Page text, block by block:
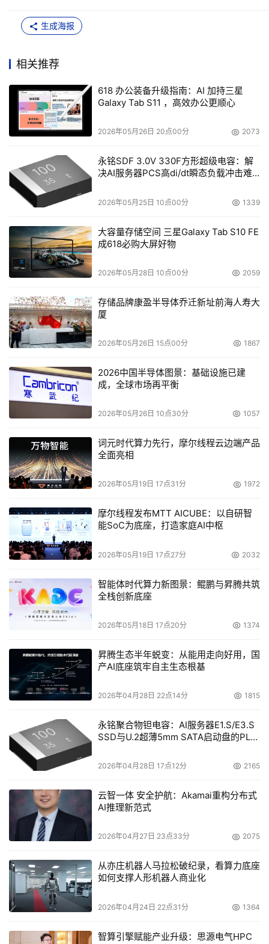
度池，集中管理，不浪费用户读写IO；基于共享存储，
Chunk分裂/迁移动作不引起真实IO，只更新路由元数据，
​华为云数据库GaussDB(for Mongo)架构图
DDS在MongoDB社区源码上的实践
基于云上MongoDB承载更多业务诉求的现状，华为云文档
数据库服务DDS在MongoDB社区版开放了7大源码实践能
力，如
集群模式下支持多文档事务
，即通过在Mongos上增
执行的状态并路由到对应的Shard上执行，而且集群模式下
的事务使用方式与副本集完全一致；操作审计功能
用户/库/表/操作级别的审计功能；
查询下的OOM问题；以及
Mongos路由自
动刷新、MongoRocks、数据库层面物理热备等。
崔鑫最后表示，2021年华为云数据库将从MongoDB集群单
shard事务、集群分布式事务、物化视图等方面去提升改
发展计算存储分离和计算存储混合的两种产品形态，充分利
用华为软硬件优势持续构建业内领先的技术和服务，未来的
GaussDB(for Mongo)和DDS会更优秀。
详细内容请搜索“IT大咖说-MongoDB中文社区线上技术大
会”观看视频回放。
生成海报
相关推荐
618 办公装备升级指南：AI 加持三星
Galaxy Tab S11 ，高效办公更顺心
2026年05月26日 20点00分 2073
永铭SDF 3.0V 330F方形超级电容：解
决AI服务器PCS高di/dt瞬态负载冲击难
2026年05月25日 10点00分 1339
大容量存储空间 三星Galaxy Tab S10 FE
成618必购大屏好物
2026年05月28日 10点00分 2059
存储品牌康盈半导体乔迁新址前海人寿大
厦
2026年05月26日 15点00分 1867
2026中国半导体图景：基础设施已建
成，全球市场再平衡
2026年05月26日 10点30分 1057
词元时代算力先行，摩尔线程云边端产品
全面亮相
2026年05月19日 17点31分 1972
摩尔线程发布MTT AICUBE：以自研智
能SoC为底座，打造家庭AI中枢
2026年05月19日 17点27分 2032
智能体时代算力新图景：鲲鹏与昇腾共筑
全栈创新底座
2026年05月18日 17点20分 1374
昇腾生态半年蜕变：从能用走向好用，国
产AI底座筑牢自主生态根基
2026年04月28日 22点14分 1815
永铭聚合物钽电容：AI服务器E1.S/E3.S
SSD与U.2超薄5mm SATA启动盘的PLP
2026年04月28日 17点12分 2165
云智一体 安全护航：Akamai重构分布式
AI推理新范式
2026年04月27日 23点33分 2075
从亦庄机器人马拉松破纪录，看算力底座
如何支撑人形机器人商业化
2026年04月24日 22点31分 1364
智算引擎赋能产业升级：思源电气HPC